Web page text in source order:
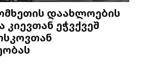
დაახლოების
ეჭვქვეშ